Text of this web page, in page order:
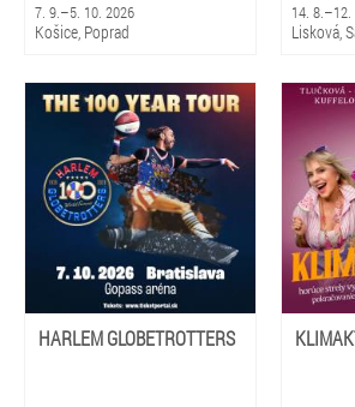
7. 9.–5. 10. 2026
Košice, Poprad
14.
Lisková,
Čadca,
HARLEM GLOBETROTTERS